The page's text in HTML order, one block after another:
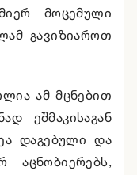
მოცემული
გავიზიაროთ
ამ მცნებით
ეშმაკისაგან
დაგებული და
აცნობიერებს,